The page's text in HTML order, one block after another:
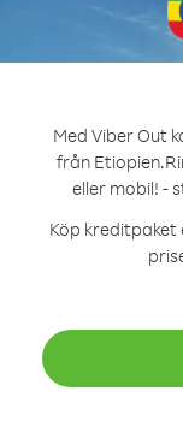
Med Viber Out
från Etiopien.
eller mobil! -
Köp